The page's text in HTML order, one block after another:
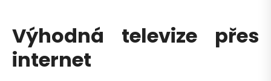
Výhodná televize přes
internet